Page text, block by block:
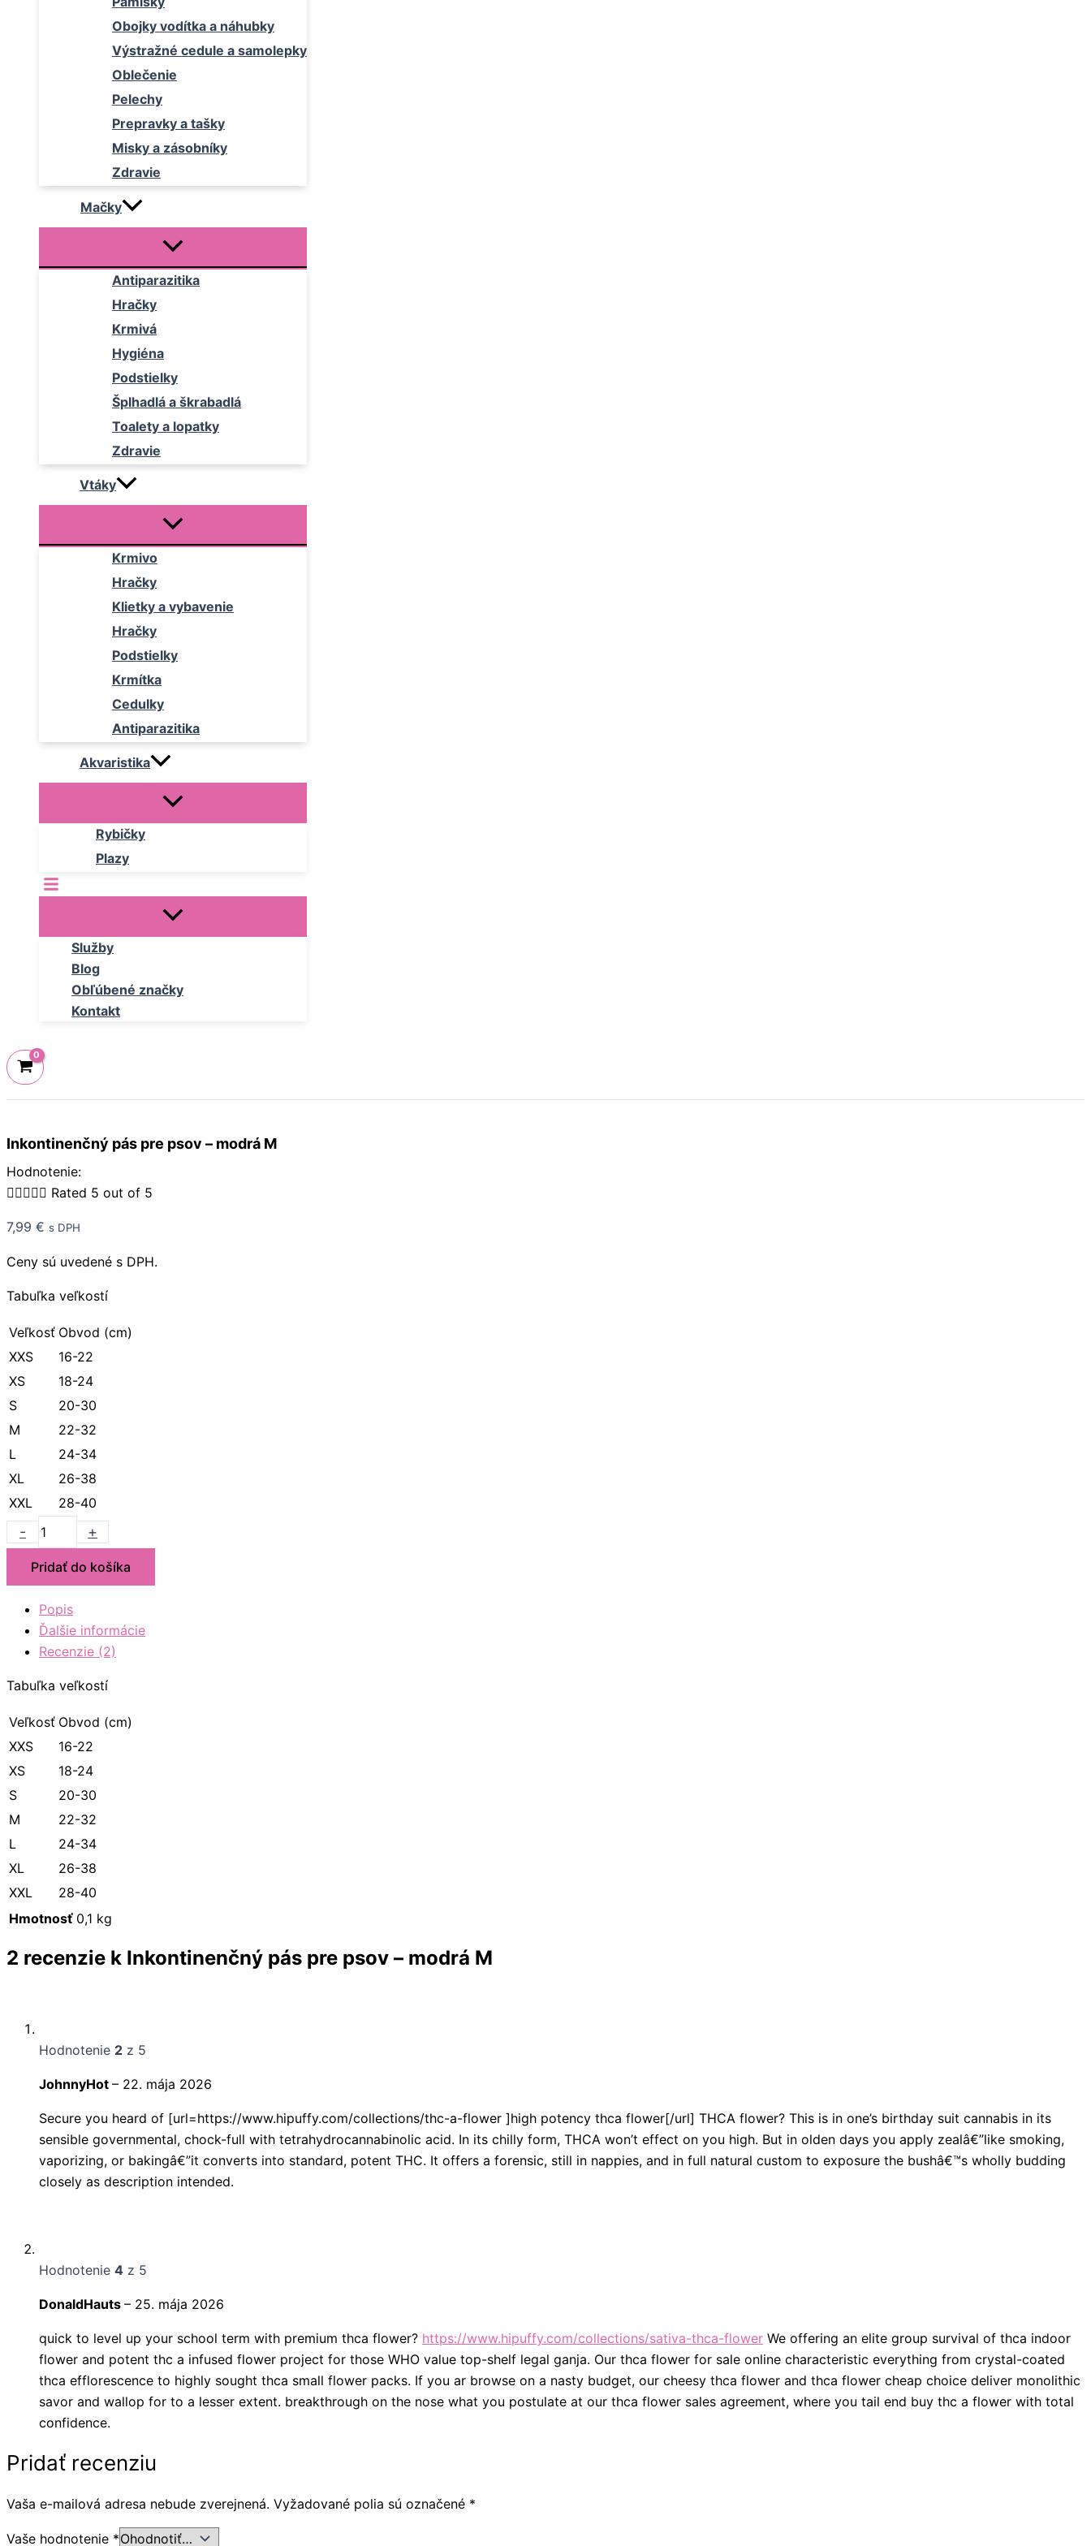
Obojky vodítka a náhubky
Výstražné cedule a samolepky
Oblečenie
Pelechy
Prepravky a tašky
Misky a zásobníky
Zdravie
Mačky
Antiparazitika
Hračky
Krmivá
Hygiéna
Podstielky
Šplhadlá a škrabadlá
Toalety a lopatky
Zdravie
Vtáky
Krmivo
Hračky
Klietky a vybavenie
Hračky
Podstielky
Krmítka
Cedulky
Antiparazitika
Akvaristika
Rybičky
Plazy
Služby
Blog
Obľúbené značky
Kontakt
Inkontinenčný pás pre psov – modrá M
Hodnotenie:
 Rated 5 out of 5
7,99 € s DPH
Ceny sú uvedené s DPH.
Tabuľka veľkostí
Veľkosť Obvod (cm)
XXS
16-22
XS
18-24
S
20-30
M
22-32
L
24-34
XL
26-38
XXL
28-40
- +
Pridať do košíka
Popis
Ďalšie informácie
Recenzie (2)
Tabuľka veľkostí
Veľkosť Obvod (cm)
XXS
16-22
XS
18-24
S
20-30
M
22-32
L
24-34
XL
26-38
XXL
28-40
Hmotnosť 0,1 kg
2 recenzie k Inkontinenčný pás pre psov – modrá M
Hodnotenie 2 z 5
JohnnyHot – 22. mája 2026
Secure you heard of [url=https://www.hipuffy.com/collections/thc-a-flower ]high potency thca flower[/url] THCA flower? This is in one’s birthday suit cannabis in its
sensible governmental, chock-full with tetrahydrocannabinolic acid. In its chilly form, THCA won’t effect on you high. But in olden days you apply zealâ€”like smoking,
vaporizing, or bakingâ€”it converts into standard, potent THC. It offers a forensic, still in nappies, and in full natural custom to exposure the bushâ€™s wholly budding
closely as description intended.
Hodnotenie 4 z 5
DonaldHauts – 25. mája 2026
quick to level up your school term with premium thca flower? https://www.hipuffy.com/collections/sativa-thca-flower We offering an elite group survival of thca indoor
flower and potent thc a infused flower project for those WHO value top-shelf legal ganja. Our thca flower for sale online characteristic everything from crystal-coated
thca efflorescence to highly sought thca small flower packs. If you ar browse on a nasty budget, our cheesy thca flower and thca flower cheap choice deliver monolithic
savor and wallop for to a lesser extent. breakthrough on the nose what you postulate at our thca flower sales agreement, where you tail end buy thc a flower with total
confidence.
Pridať recenziu
Vaša e-mailová adresa nebude zverejnená. Vyžadované polia sú označené *
Vaše hodnotenie *